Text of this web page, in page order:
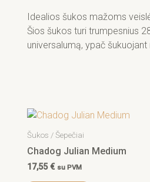
Aluminium
Comb
50/50
Idealios šukos mažoms
Šios šukos turi trumpesnius
universalumą, ypač
Šukos / Šepečiai
Chadog Julian Medium
17,55€ su PVM